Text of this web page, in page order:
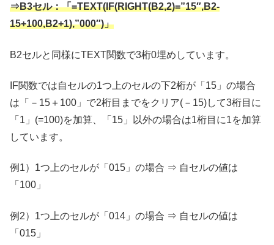
⇒B3セル：「=TEXT(IF(RIGHT(B2,2)=”15″,B2-
15+100,B2+1),”000″)」
B2セルと同様にTEXT関数で3桁0埋めしています。
IF関数では自セルの1つ上のセルの下2桁が「15」の場合
は「－15＋100」で2桁目までをクリア(－15)して3桁目に
「1」(=100)を加算、「15」以外の場合は1桁目に1を加算
しています。
例1）1つ上のセルが「015」の場合 ⇒ 自セルの値は
「100」
例2）1つ上のセルが「014」の場合 ⇒ 自セルの値は
「015」